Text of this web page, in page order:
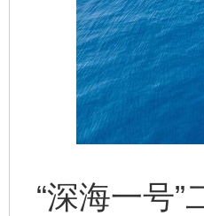
“深海一号